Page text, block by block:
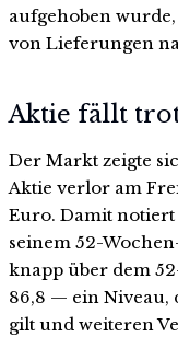
aufgehoben
von Lieferungen
Aktie fällt
Der Markt zeigte
Aktie verlor am
Euro. Damit
seinem 52-
knapp über dem
86,8 — ein Niveau,
gilt und weiteren